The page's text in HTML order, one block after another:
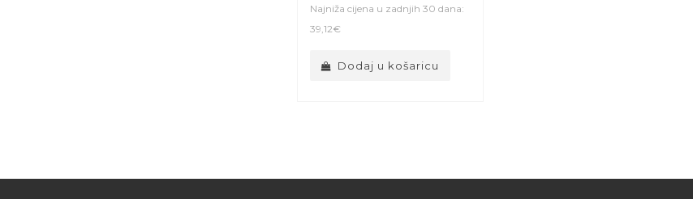
Najniža cijena u zadnjih 30 dana:
39,12€
Dodaj u košaricu